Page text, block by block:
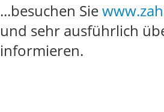
...besuchen Sie
und sehr ausführlich
informieren.